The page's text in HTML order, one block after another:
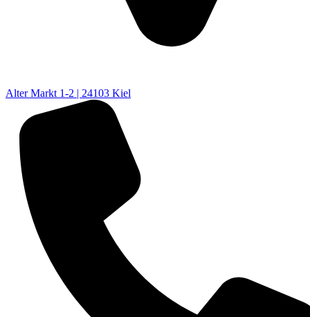
Alter Markt 1-2 | 24103 Kiel